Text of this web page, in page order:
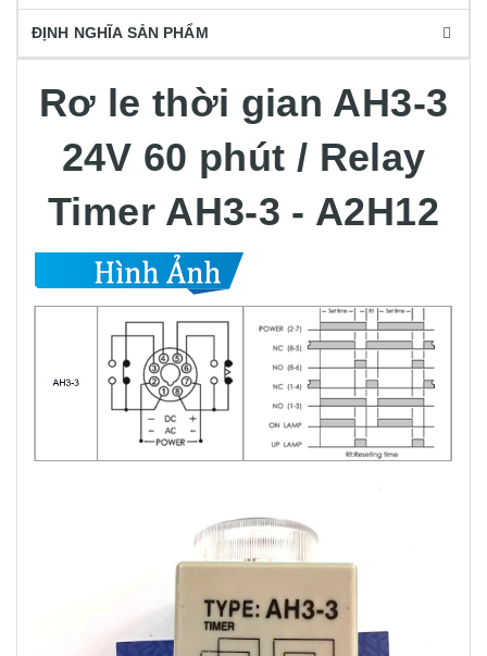
CHI TIẾT SẢN PHẨM
ĐỊNH NGHĨA SẢN PHẨM
Rơ le thời gian AH3-3
24V 60 phút / Relay
Timer AH3-3 - A2H12